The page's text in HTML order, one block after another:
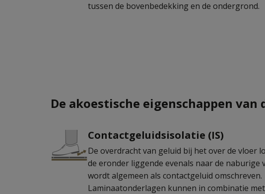
tussen de bovenbedekking en de ondergrond.
De akoestische eigenschappen
Contactgeluidsisolatie (IS)
De overdracht van geluid bij het over de vloer
de eronder liggende evenals naar de naburige
wordt algemeen als contactgeluid omschreven.
Laminaatonderlagen kunnen in combinatie